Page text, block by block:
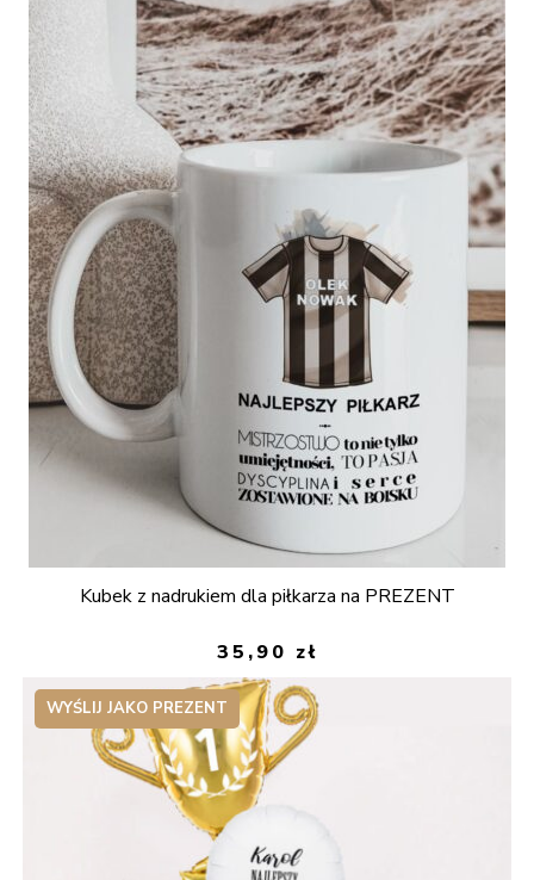
Kubek z nadrukiem dla piłkarza na PREZENT
35,90 zł
WYŚLIJ JAKO PREZENT